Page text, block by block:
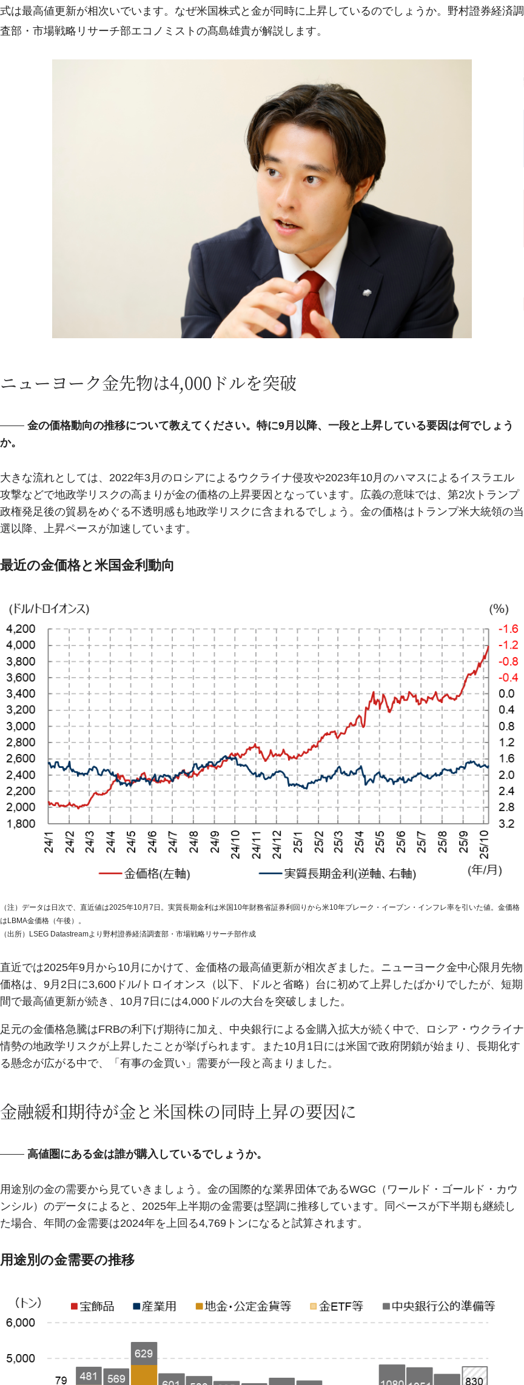
式は最高値更新が相次いでいます。なぜ米国株式と金が同時に上昇しているのでしょうか。野村證券経済調
査部・市場戦略リサーチ部エコノミストの髙島雄貴が解説します。
ニューヨーク金先物は4,000ドルを突破
金の価格動向の推移について教えてください。特に9月以降、一段と上昇している要因は何でしょう
か。
大きな流れとしては、2022年3月のロシアによるウクライナ侵攻や2023年10月のハマスによるイスラエル
攻撃などで地政学リスクの高まりが金の価格の上昇要因となっています。広義の意味では、第2次トランプ
政権発足後の貿易をめぐる不透明感も地政学リスクに含まれるでしょう。金の価格はトランプ米大統領の当
選以降、上昇ペースが加速しています。
最近の金価格と米国金利動向
（注）データは日次で、直近値は2025年10月7日。実質長期金利は米国10年財務省証券利回りから米10年ブレーク・イーブン・インフレ率を引いた値。金価格
はLBMA金価格（午後）。
（出所）LSEG Datastreamより野村證券経済調査部・市場戦略リサーチ部作成
直近では2025年9月から10月にかけて、金価格の最高値更新が相次ぎました。ニューヨーク金中心限月先物
価格は、9月2日に3,600ドル/トロイオンス（以下、ドルと省略）台に初めて上昇したばかりでしたが、短期
間で最高値更新が続き、10月7日には4,000ドルの大台を突破しました。
足元の金価格急騰はFRBの利下げ期待に加え、中央銀行による金購入拡大が続く中で、ロシア・ウクライナ
情勢の地政学リスクが上昇したことが挙げられます。また10月1日には米国で政府閉鎖が始まり、長期化す
る懸念が広がる中で、「有事の金買い」需要が一段と高まりました。
金融緩和期待が金と米国株の同時上昇の要因に
高値圏にある金は誰が購入しているでしょうか。
用途別の金の需要から見ていきましょう。金の国際的な業界団体であるWGC（ワールド・ゴールド・カウ
ンシル）のデータによると、2025年上半期の金需要は堅調に推移しています。同ペースが下半期も継続し
た場合、年間の金需要は2024年を上回る4,769トンになると試算されます。
用途別の金需要の推移